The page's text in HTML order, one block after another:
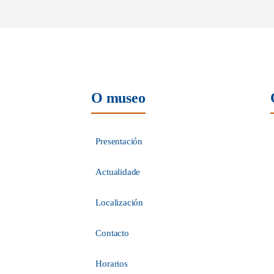
O museo
Presentación
Actualidade
Localización
Contacto
Horarios